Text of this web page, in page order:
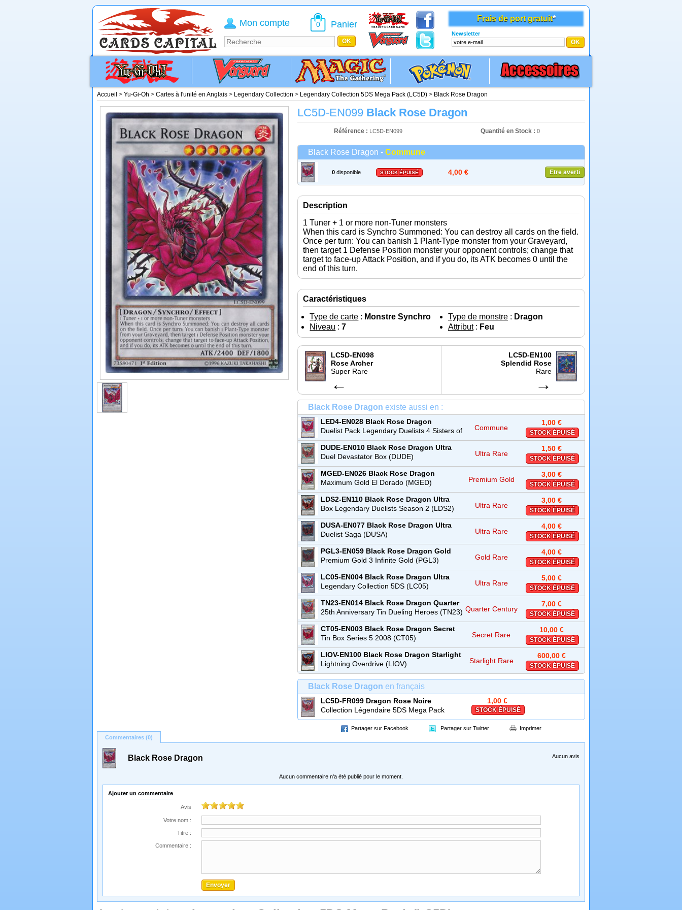
Accueil > Yu-Gi-Oh > Cartes à l'unité en Anglais > Legendary Collection > Legendary Collection 5DS Mega Pack (LC5D) > Black Rose Dragon
LC5D-EN099 Black Rose Dragon
Référence : LC5D-EN099 Quantité en Stock : 0
Black Rose Dragon - Commune
0 disponible STOCK ÉPUISÉ 4,00 € Etre averti
Description
1 Tuner + 1 or more non-Tuner monsters
When this card is Synchro Summoned: You can destroy all cards on the field.
Once per turn: You can banish 1 Plant-Type monster from your Graveyard,
then target 1 Defense Position monster your opponent controls; change that
target to face-up Attack Position, and if you do, its ATK becomes 0 until the
end of this turn.
Caractéristiques
Type de carte : Monstre Synchro Type de monstre : Dragon
Niveau :7 Attribut: Feu
LC5D-EN098
Rose Archer
Super Rare
←
LC5D-EN100
Splendid Rose
Rare
→
Black Rose Dragon existe aussi en :
LED4-EN028 Black Rose Dragon
Commune
Duelist Pack Legendary Duelists 4 Sisters of
the Rose (LED4)
Commune
1,00 €
STOCK ÉPUISÉ
DUDE-EN010 Black Rose Dragon Ultra
Rare
Duel Devastator Box (DUDE) Ultra Rare
1,50 €
STOCK ÉPUISÉ
MGED-EN026 Black Rose Dragon
Premium Gold Rare
Maximum Gold El Dorado (MGED) Premium Gold
3,00 €
STOCK ÉPUISÉ
LDS2-EN110 Black Rose Dragon Ultra
Rare
Box Legendary Duelists Season 2 (LDS2) Ultra Rare
3,00 €
STOCK ÉPUISÉ
DUSA-EN077 Black Rose Dragon Ultra
Rare
Duelist Saga (DUSA) Ultra Rare
4,00 €
STOCK ÉPUISÉ
PGL3-EN059 Black Rose Dragon Gold
Rare
Premium Gold 3 Infinite Gold (PGL3) Gold Rare
4,00 €
STOCK ÉPUISÉ
LC05-EN004 Black Rose Dragon Ultra
Rare
Legendary Collection 5DS (LC05) Ultra Rare
5,00 €
STOCK ÉPUISÉ
TN23-EN014 Black Rose Dragon Quarter
Century Secret Rare
25th Anniversary Tin Dueling Heroes (TN23) Quarter Century
7,00 €
STOCK ÉPUISÉ
CT05-EN003 Black Rose Dragon Secret
Rare
Tin Box Series 5 2008 (CT05) Secret Rare
10,00 €
STOCK ÉPUISÉ
LIOV-EN100 Black Rose Dragon Starlight
Rare
Lightning Overdrive (LIOV) Starlight Rare
600,00 €
STOCK ÉPUISÉ
Black Rose Dragon en français
LC5D-FR099 Dragon Rose Noire
Collection Légendaire 5DS Mega Pack
(LC5D)
1,00 €
STOCK ÉPUISÉ
Partager sur Facebook Partager sur Twitter
Imprimer
Commentaires (0)
Black Rose Dragon Aucun avis
Aucun commentaire n'a été publié pour le moment.
Ajouter un commentaire
Avis
Votre nom :
Titre :
Commentaire :
Frais de port gratuit*
Newsletter
Mon compte 0 Panier